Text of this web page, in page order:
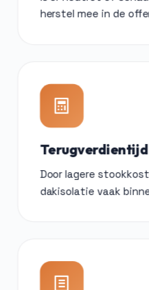
herstel mee in de
Terugverdientijd
Door lagere
dakisolatie vaak